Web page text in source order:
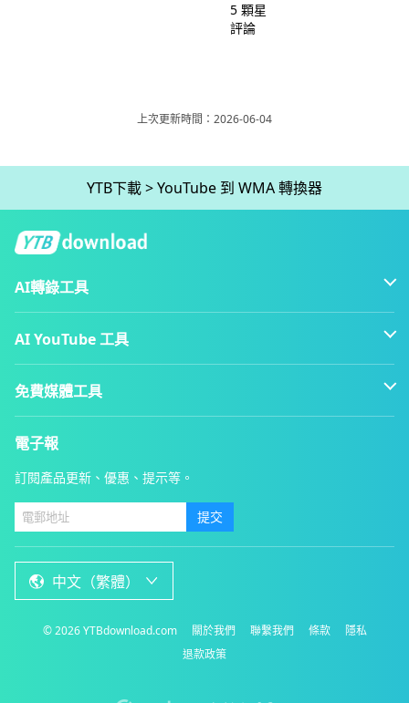
5 顆星
評論
上次更新時間：2026-06-04
YTB下載>YouTube 到 WMA 轉換器
AI轉錄工具
AI YouTube 工具
免費媒體工具
電子報
訂閱產品更新、優惠、提示等。
提交
中文（繁體）
©2026YTBdownload.com 關於我們 聯繫我們 條款
隱私
退款政策